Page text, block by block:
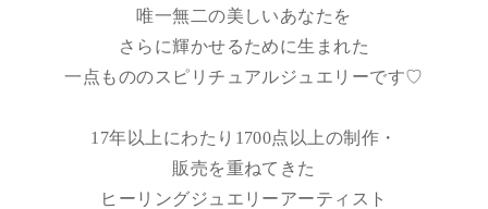
唯一無二の美しいあなたを
さらに輝かせるために生まれた
一点もののスピリチュアルジュエリーです♡
17年以上にわたり1700点以上の制作・
販売を重ねてきた
ヒーリングジュエリーアーティスト